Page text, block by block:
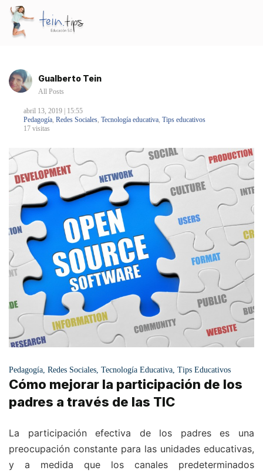
Gualberto Tein
All Posts
abril 13, 2019 | 15:55
Pedagogía, Redes Sociales, Tecnología educativa, Tips educativos
17 visitas
Pedagogía, Redes Sociales, Tecnología Educativa, Tips Educativos
Cómo mejorar la participación de los
padres a través de las TIC
La participación efectiva de los padres es una
preocupación constante para las unidades educativas,
y a medida que los canales predeterminados